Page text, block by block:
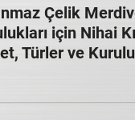
Çelik
için Nihai
Türler ve